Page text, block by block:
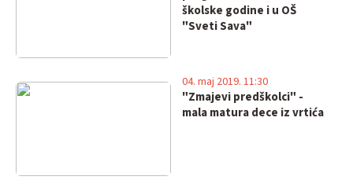
školske godine i u OŠ
"Sveti Sava"
"Zmajevi predškolci" -
mala matura dece iz vrtića
04. maj 2019. 11:30